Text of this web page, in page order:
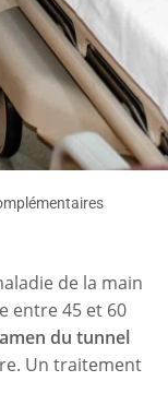
de la main
entre 45 et 60
du tunnel
Un traitement